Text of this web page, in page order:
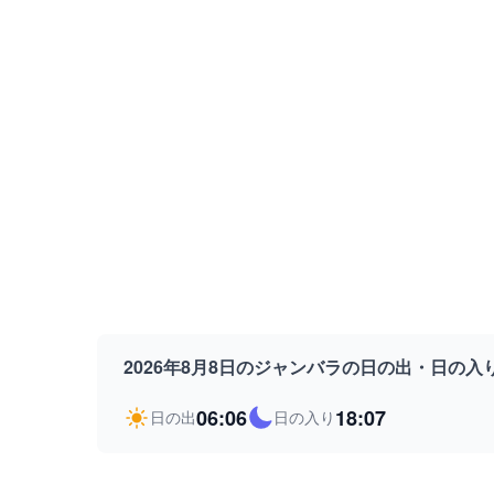
2026年8月8日のジャンバラの日の出・日の入
日の出06:06 日の入り 18:07